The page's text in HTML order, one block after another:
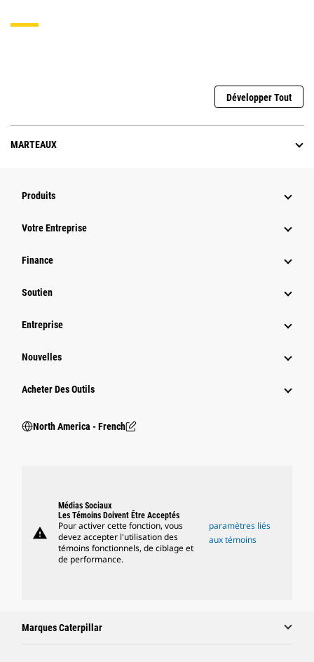
Développer Tout
MARTEAUX
Produits
Votre Entreprise
Finance
Soutien
Entreprise
Nouvelles
Acheter Des Outils
North America - French
warning
Médias Sociaux
Les Témoins Doivent Être Acceptés
Pour activer cette fonction, vous
devez accepter l'utilisation des
témoins fonctionnels, de ciblage et
de performance.
paramètres liés
aux témoins
Marques Caterpillar